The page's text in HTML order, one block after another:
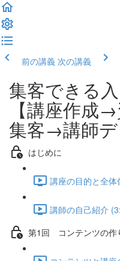
前の講義 次の講義
集客できる
【講座作成
集客→講師デ
はじめに
講座の目的と全体
講師の自己紹介
第1回 コンテンツの作